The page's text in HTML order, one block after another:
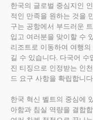
한국의 글로벌 중심지인
적인 만족을 원하는 것을
구는 공항에서 부드러운
입고 여러분을 맞이할 수
리조트로 이동하여 여행
길 수 있습니다. 다국어
진 티징으로 인정받는 인
드 요구 사항을 확립합니
한국 혁신 벨트의 중심에
아함과 침실 역량을 결합